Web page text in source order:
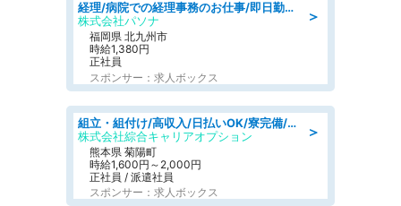
＞
経理/病院での経理事務のお仕事/即日勤務可/車通勤可/経理/一般事務
株式会社パソナ
福岡県 北九州市
時給1,380円
正社員
スポンサー：求人ボックス
＞
組立・組付け/高収入/日払いOK/寮完備/交替制/20・30・40代活躍中
株式会社綜合キャリアオプション
熊本県 菊陽町
時給1,600円～2,000円
正社員 / 派遣社員
スポンサー：求人ボックス